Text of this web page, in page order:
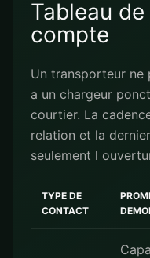
Tableau
compte
Un transporteur ne
a un chargeur
courtier. La
relation et la
seulement l
TYPE DE
CONTACT